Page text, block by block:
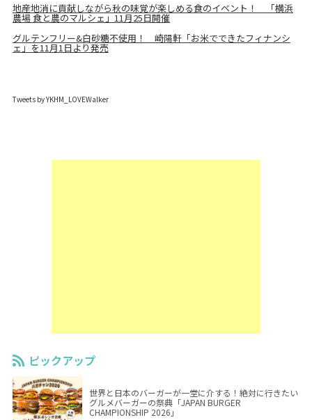
地産地消に貢献しながら秋の味覚が楽しめる食のイベント！ 「横浜
農場 食と農のマルシェ」11月25日開催
グルテンフリー&白砂糖不使用！ 崎陽軒「お米でできたフィナンシ
ェ」を11月1日より発売
Tweets by YKHM_LOVEWalker
ピックアップ
世界と日本のバーガーが一堂に介する！絶対に行きたい
グルメバーガーの祭典「JAPAN BURGER
CHAMPIONSHIP 2026」